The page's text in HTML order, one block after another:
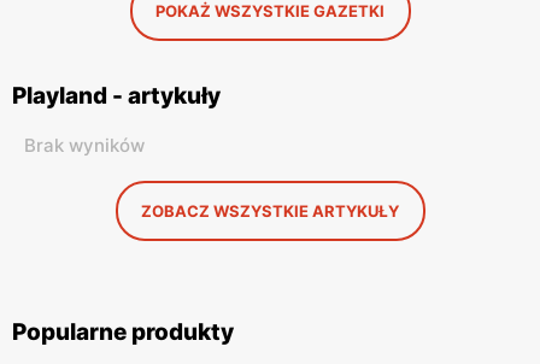
POKAŻ WSZYSTKIE GAZETKI
Playland - artykuły
Brak wyników
ZOBACZ WSZYSTKIE ARTYKUŁY
Popularne produkty